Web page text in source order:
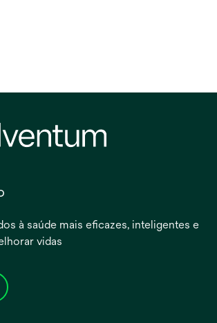
à saúde mais eficazes, inteligentes e
vidas